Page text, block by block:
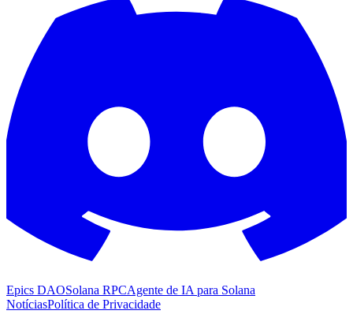
Epics DAOSolana RPCAgente de IA para Solana
NotíciasPolítica de Privacidade